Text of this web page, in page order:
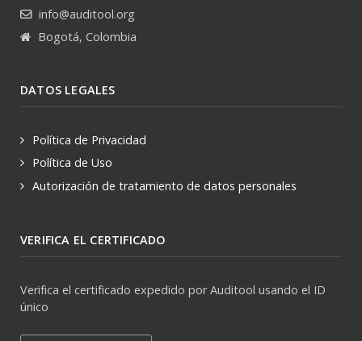
info@auditool.org
Bogotá, Colombia
DATOS LEGALES
Política de Privacidad
Política de Uso
Autorización de tratamiento de datos personales
VERIFICA EL CERTIFICADO
Verifica el certificado expedido por Auditool usando el ID
único